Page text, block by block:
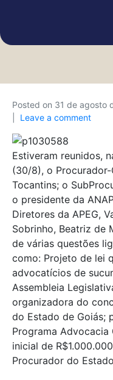
Posted on 31 de agosto
Leave a comment
Estiveram reunidos,
(30/8), o
Tocantins; o
o presidente da
Diretores da APEG,
Sobrinho, Beatriz de
de várias questões
como: Projeto de lei
advocatícios de
Assembleia
organizadora do
do Estado de Goiás;
Programa
inicial de
Procurador do